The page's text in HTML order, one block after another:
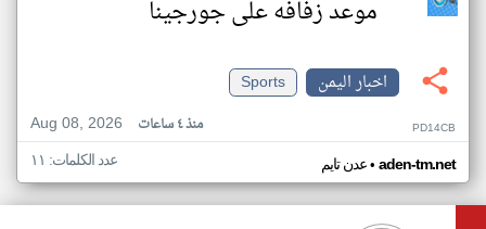
موعد زفافه على جورجينا
اخبار اليمن
Sports
Aug 08, 2026
منذ ٤ ساعات PD14CB
عدن تايم• aden-tm.net عدد الكلمات: ١١